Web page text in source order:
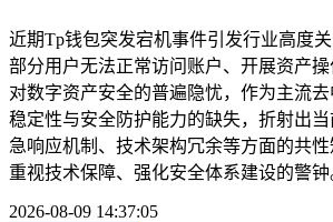
近期Tp钱包突发宕机事件引发行业高度
部分用户无法正常访问账户、开展资产
对数字资产安全的普遍隐忧，作为主流
稳定性与安全防护能力的缺失，折射出
急响应机制、技术架构冗余等方面的共
重视技术保障、强化安全体系建设的警
2026-08-09 14:37:05